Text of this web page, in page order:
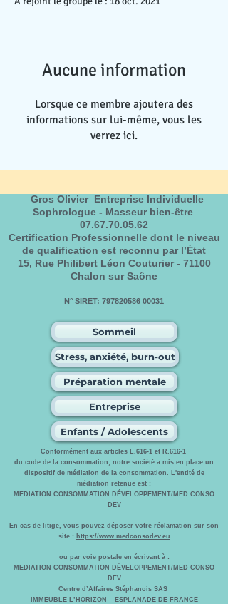
Aucune information
Lorsque ce membre ajoutera des
informations sur lui-même, vous les
verrez ici.
Gros Olivier Entreprise Individuelle
Sophrologue - Masseur bien-être
07.67.70.05.62
Certification Professionnelle dont le niveau
de qualification est reconnu par l’État
15, Rue Philibert Léon Couturier - 71100
Chalon sur Saône
N° SIRET: 797820586 00031
Sommeil
Stress, anxiété, burn-out
Préparation mentale
Entreprise
Enfants / Adolescents
Conformément aux articles L.616-1 et R.616-1
du code de la consommation, notre société a mis en place un
dispositif de médiation de la consommation. L'entité de
médiation retenue est :
MEDIATION CONSOMMATION DÉVELOPPEMENT/MED CONSO
DEV
En cas de litige, vous pouvez déposer votre réclamation sur son
site : https://www.medconsodev.eu
ou par voie postale en écrivant à :
MEDIATION CONSOMMATION DÉVELOPPEMENT/MED CONSO
DEV
Centre d’Affaires Stéphanois SAS
IMMEUBLE L’HORIZON – ESPLANADE DE FRANCE